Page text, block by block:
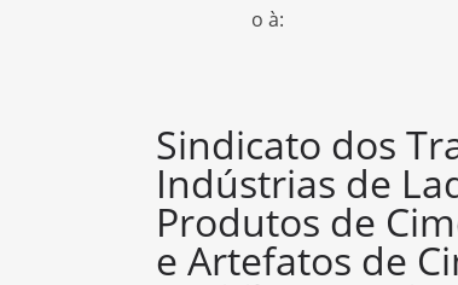
o à:
Sindicato dos
Indústrias de
Produtos de
e Artefatos de